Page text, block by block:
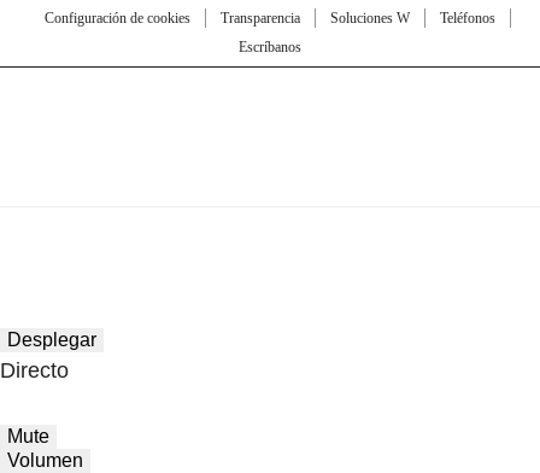
Configuración de cookies
Transparencia Soluciones W
Teléfonos
Escríbanos
Desplegar
Directo
Mute
Volumen